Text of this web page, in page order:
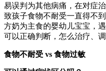
易误判为其他病痛，在对症
致孩子食物不耐受一直得不
方奶为主食的婴幼儿宝宝，
可以正确判断，怎么治疗、
食物不耐受 vs 食物过敏